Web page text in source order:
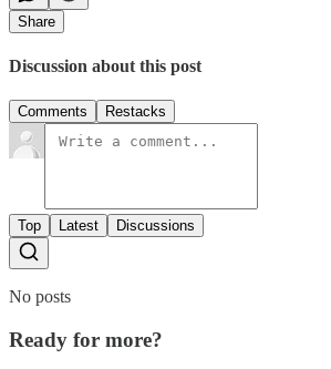
Share
Discussion about this post
Comments Restacks
Top Latest Discussions
No posts
Ready for more?